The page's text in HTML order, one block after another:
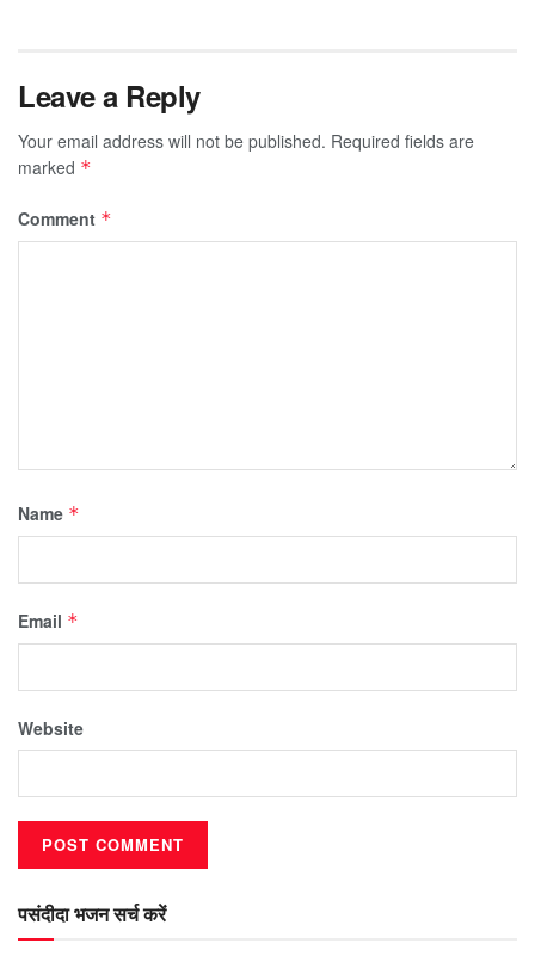
Leave a Reply
Your email address will not be published. Required fields are
marked *
Comment *
Name *
Email *
Website
पसंदीदा भजन सर्च करें